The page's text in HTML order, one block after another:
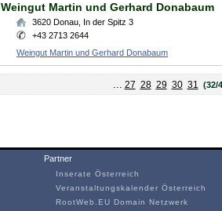
Weingut Martin und Gerhard Donabaum
3620 Donau In der Spitz 3
+43 2713 2644
Weingut Martin und Gerhard Donabaum
... 27 28 29 30 31 (32/
Partner
Inserate Österreich
Veranstaltungskalender Österreich
RootWeb.EU Domain Netzwerk